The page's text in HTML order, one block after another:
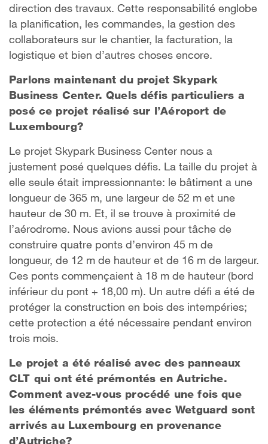
direction des travaux. Cette responsabilité englobe
la planification, les commandes, la gestion des
collaborateurs sur le chantier, la facturation, la
logistique et bien d’autres choses encore.
Parlons maintenant du projet Skypark
Business Center. Quels défis particuliers a
posé ce projet réalisé sur l’Aéroport de
Luxembourg?
Le projet Skypark Business Center nous a
justement posé quelques défis. La taille du projet à
elle seule était impressionnante: le bâtiment a une
longueur de 365 m, une largeur de 52 m et une
hauteur de 30 m. Et, il se trouve à proximité de
l’aérodrome. Nous avions aussi pour tâche de
construire quatre ponts d’environ 45 m de
longueur, de 12 m de hauteur et de 16 m de largeur.
Ces ponts commençaient à 18 m de hauteur (bord
inférieur du pont + 18,00 m). Un autre défi a été de
protéger la construction en bois des intempéries;
cette protection a été nécessaire pendant environ
trois mois.
Le projet a été réalisé avec des panneaux
CLT qui ont été prémontés en Autriche.
Comment avez-vous procédé une fois que
les éléments prémontés avec Wetguard sont
arrivés au Luxembourg en provenance
d’Autriche?